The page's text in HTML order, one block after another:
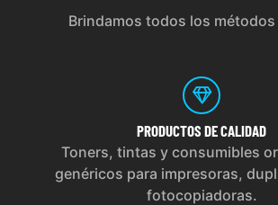
Brindamos todos los métodos
PRODUCTOS DE CALIDAD
Toners, tintas y consumibles
genéricos para impresoras,
fotocopiadoras.